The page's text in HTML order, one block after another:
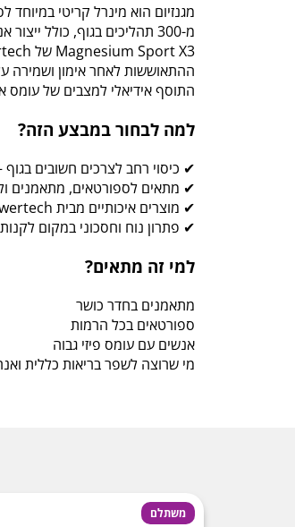
מגנזיום הוא מינרל קריטי
מ-300 תהליכים בגוף, כולל ייצור אנרגיה, פעילות מערכת העצבים ותפקוד השרירים.
ההתאוששות לאחר אימון ושמירה
התוסף אידיאלי למצבים של עומס
למה לבחור במבצע הזה?
✔ כיסוי רחב לצרכים חשובים
✔ מתאים לספורטאים, מתאמנים
✔ מוצרים איכותיים מבית Powertech
✔ פתרון נוח וחסכוני במקום
למי זה מתאים?
מתאמנים בחדר כושר
ספורטאים בכל הרמות
אנשים עם עומס פיזי גבוה
מי שרוצה לשפר בריאות כללית
משתלם